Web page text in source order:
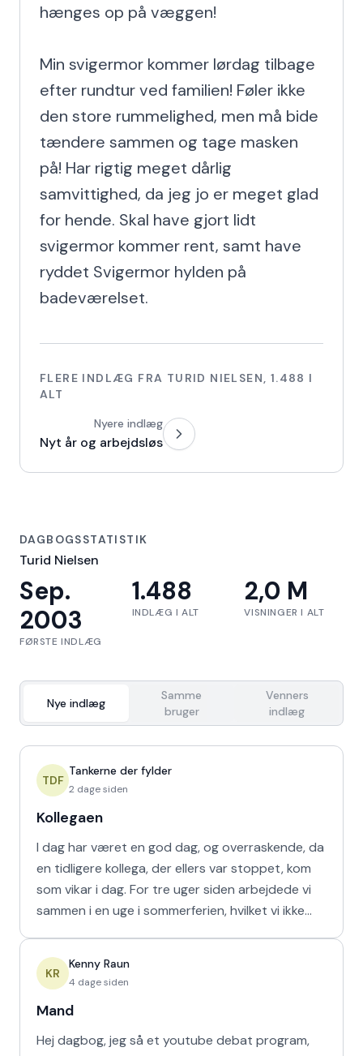
hænges op på væggen!
Min svigermor kommer lørdag tilbage
efter rundtur ved familien! Føler ikke
den store rummelighed, men må bide
tændere sammen og tage masken
på! Har rigtig meget dårlig
samvittighed, da jeg jo er meget glad
for hende. Skal have gjort lidt
svigermor kommer rent, samt have
ryddet Svigermor hylden på
badeværelset.
FLERE INDLÆG FRA TURID NIELSEN, 1.488 I
ALT
Nyere indlæg
Nyt år og arbejdsløs
DAGBOGSSTATISTIK
Turid Nielsen
Sep.
2003
FØRSTE INDLÆG
1.488
INDLÆG I ALT
2,0 M
VISNINGER I ALT
Nye indlæg
Samme
bruger
Venners
indlæg
TDF
Tankerne der fylder
2 dage siden
Kollegaen
I dag har været en god dag, og overraskende, da
en tidligere kollega, der ellers var stoppet, kom
som vikar i dag. For tre uger siden arbejdede vi
sammen i en uge i sommerferien, hvilket vi ikke
KR
Kenny Raun
4 dage siden
Mand
Hej dagbog, jeg så et youtube debat program,